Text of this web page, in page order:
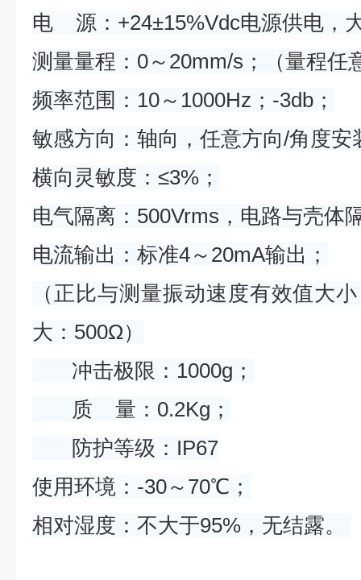
电 源：+24±15%Vdc电源供电，
测量量程：0～20mm/s；（量程任
频率范围：10～1000Hz；-3db；
敏感方向：轴向，任意方向/角度安
横向灵敏度：≤3%；
电气隔离：500Vrms，电路与壳体
电流输出：标准4～20mA输出；
（正比与测量振动速度有效值大
大：500Ω）
冲击极限：1000g；
质 量：0.2Kg；
防护等级：IP67
使用环境：-30～70℃；
相对湿度：不大于95%，无结露。